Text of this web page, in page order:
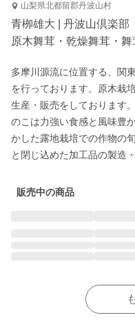
山梨県北都留郡丹波山村
青栁雄大 | 丹波山倶楽部
原木舞茸・乾燥舞茸・
多摩川源流に位置する、関
を行っております。原木栽
生産・販売をしております
のこは力強い食感と風味豊
かした露地栽培での作物の
と閉じ込めた加工品の製造
販売中の商品